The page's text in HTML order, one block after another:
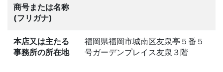
商号または名称
(フリガナ)
本店又は主たる
事務所の所在地
福岡県福岡市城南区友泉亭５番５
号ガーデンプレイス友泉３階